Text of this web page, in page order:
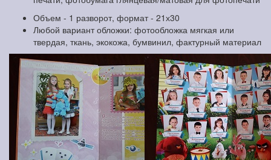
Объем - 1 разворот, формат - 21х30
Любой вариант обложки: фотообложка мягкая или
твердая, ткань, экокожа, бумвинил, фактурный материал